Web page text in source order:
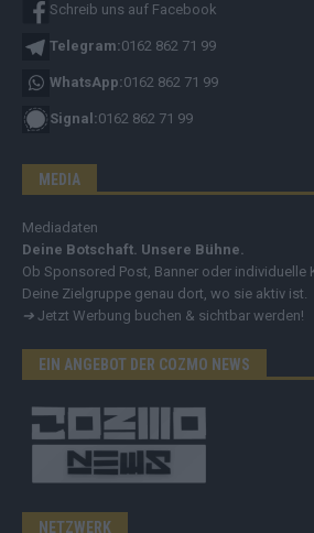
Schreib uns auf Facebook
Telegram:0162 862 71 99
WhatsApp:0162 862 71 99
Signal:0162 862 71 99
MEDIA
Mediadaten
Deine Botschaft. Unsere Bühne.
Ob Sponsored Post, Banner oder
Deine Zielgruppe genau dort, wo sie aktiv ist.
➔ Jetzt Werbung buchen & sichtbar werden!
EIN ANGEBOT DER COZMO NEWS
NETZWERK